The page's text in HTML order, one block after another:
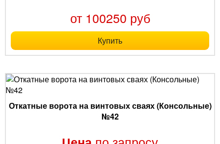
от 100250 руб
Купить
Откатные ворота на винтовых сваях (Консольные)
№42